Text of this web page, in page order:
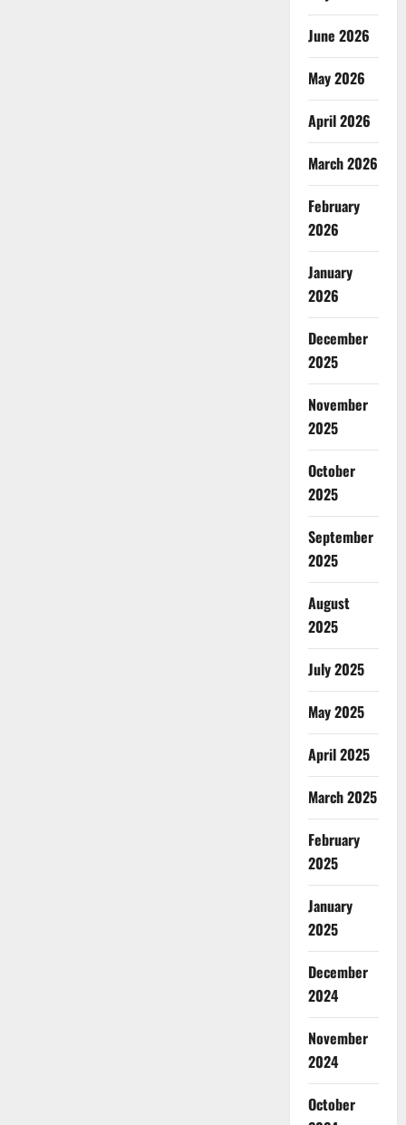
June 2026
May 2026
April 2026
March 2026
February
2026
January
2026
December
2025
November
2025
October
2025
September
2025
August
2025
July 2025
May 2025
April 2025
March 2025
February
2025
January
2025
December
2024
November
2024
October